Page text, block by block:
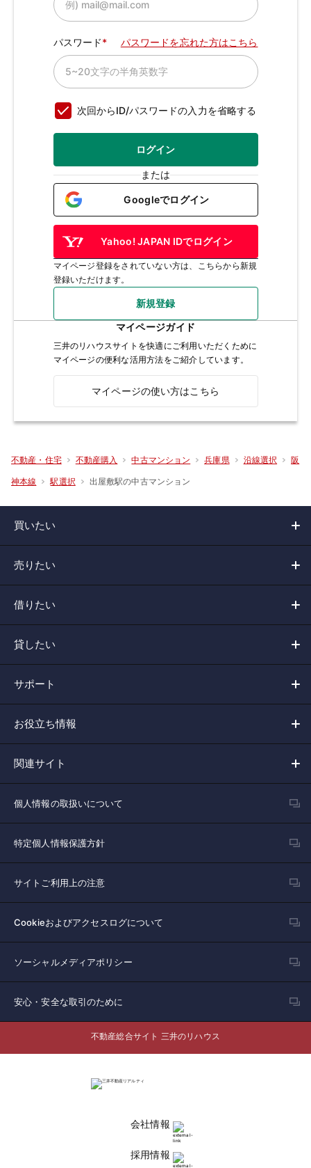
パスワード パスワードを忘れた方はこちら
次回からID/パスワードの入力を省略する
ログイン
または
Googleでログイン
Yahoo! JAPAN IDでログイン
マイページ登録をされていない方は、こちらから新規
登録いただけます。
新規登録
マイページガイド
三井のリハウスサイトを快適にご利用いただくために
マイページの便利な活用方法をご紹介しています。
マイページの使い方はこちら
不動産・住宅 不動産購入 中古マンション 兵庫県 沿線選択 阪
神本線 駅選択 出屋敷駅の中古マンション
買いたい
売りたい
借りたい
貸したい
サポート
お役立ち情報
関連サイト
個人情報の取扱いについて
特定個人情報保護方針
サイトご利用上の注意
Cookieおよびアクセスログについて
ソーシャルメディアポリシー
安心・安全な取引のために
不動産総合サイト 三井のリハウス
会社情報
採用情報